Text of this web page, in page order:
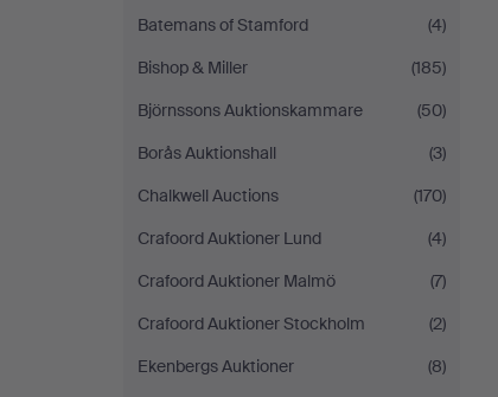
Batemans of Stamford
(4)
Bishop & Miller
(185)
Björnssons Auktionskammare
(50)
Borås Auktionshall
(3)
Chalkwell Auctions
(170)
Crafoord Auktioner Lund
(4)
Crafoord Auktioner Malmö
(7)
Crafoord Auktioner Stockholm
(2)
Ekenbergs Auktioner
(8)